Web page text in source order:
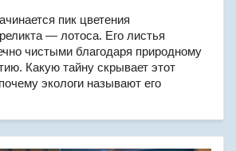
пик цветения
— лотоса. Его листья
чистыми благодаря природному
Какую тайну скрывает этот
экологи называют его